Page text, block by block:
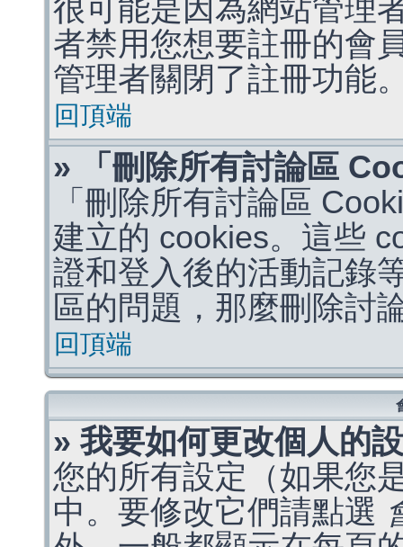
很可能是因為網站管理
者禁用您想要註冊的會
管理者關閉了註冊功能
回頂端
» 「刪除所有討論區
「刪除所有討論區
建立的 cookies。這些
證和登入後的活動記錄
區的問題，那麼刪除討
回頂端
» 我要如何更改個人的
您的所有設定（如果您
中。要修改它們請點選